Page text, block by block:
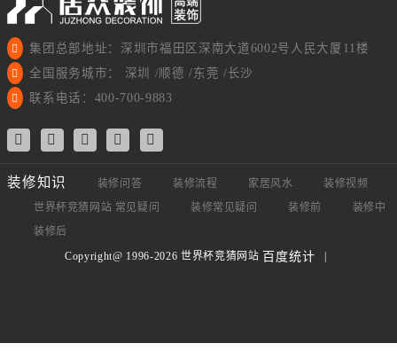
集团总部地址：深圳市福田区深南大道6002号人民大厦11楼
全国服务城市： 深圳 /顺德 /东莞 /长沙
联系电话：400-700-9883
装修知识 装修问答 装修流程 家居风水
装修视频
世界杯竞猜网站 常见疑问
装修常见疑问 装修前
装修中
装修后
Copyright@ 1996-2026 世界杯竞猜网站 百度统计 |